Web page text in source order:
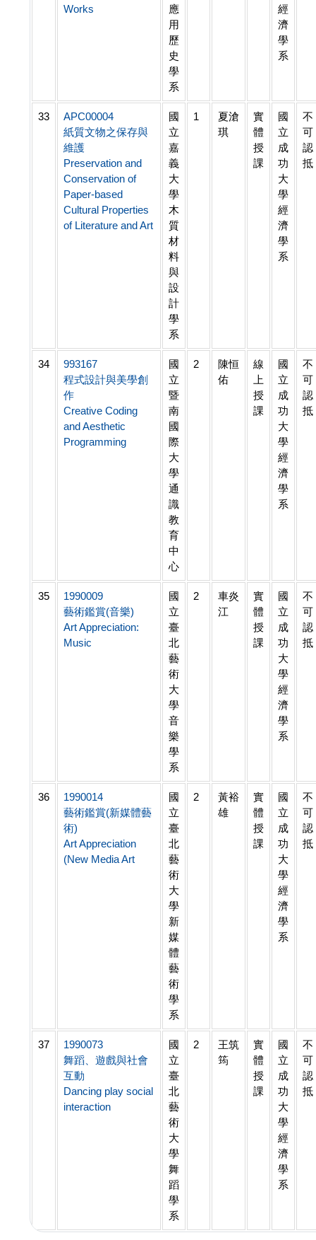
Works
應
用
歷
史
學
系
經
濟
學
系
33
APC00004
紙質文物之保存與
維護
Preservation and
Conservation of
Paper-based
Cultural Properties
of Literature and Art
國
立
嘉
義
大
學
木
質
材
料
與
設
計
學
系
1
夏滄
琪
實
體
授
課
國
立
成
功
大
學
經
濟
學
系
不
可
認
抵
34
993167
程式設計與美學創
作
Creative Coding
and Aesthetic
Programming
國
立
暨
南
國
際
大
學
通
識
教
育
中
心
2
陳恒
佑
線
上
授
課
國
立
成
功
大
學
經
濟
學
系
不
可
認
抵
35
1990009
藝術鑑賞(音樂)
Art Appreciation:
Music
國
立
臺
北
藝
術
大
學
音
樂
學
系
2
車炎
江
實
體
授
課
國
立
成
功
大
學
經
濟
學
系
不
可
認
抵
36
1990014
藝術鑑賞(新媒體藝
術)
Art Appreciation
(New Media Art
國
立
臺
北
藝
術
大
學
新
媒
體
藝
術
學
系
2
黃裕
雄
實
體
授
課
國
立
成
功
大
學
經
濟
學
系
不
可
認
抵
37
1990073
舞蹈、遊戲與社會
互動
Dancing play social
interaction
國
立
臺
北
藝
術
大
學
舞
蹈
學
系
2
王筑
筠
實
體
授
課
國
立
成
功
大
學
經
濟
學
系
不
可
認
抵